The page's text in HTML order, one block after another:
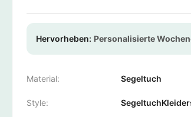
Hervorheben: Personalisierte
Material: Segeltuch
Style: